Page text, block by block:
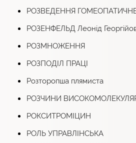
РОЗВЕДЕННЯ
РОЗЕНФЕЛЬД Леонід
РОЗМНОЖЕННЯ
РОЗПОДІЛ ПРАЦІ
Розторопша плямиста
РОЗЧИНИ
РОКСИТРОМІЦИН
РОЛЬ УПРАВЛІНСЬКА